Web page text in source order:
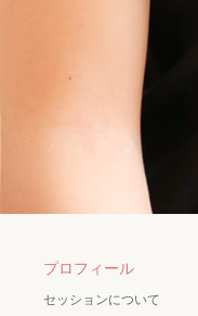
プロフィール
セッションについて